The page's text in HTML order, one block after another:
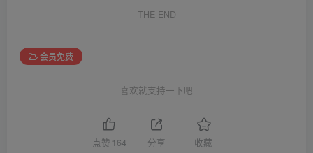
THE END
会员免费
喜欢就支持一下吧
点赞 164 分享 收藏